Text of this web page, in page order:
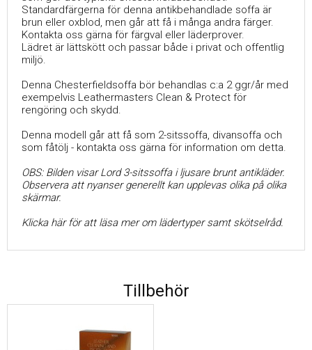
Standardfärgerna för denna antikbehandlade soffa är
brun eller oxblod, men går att få i många andra färger.
Kontakta oss gärna för färgval eller läderprover.
Lädret är lättskött och passar både i privat och offentlig
miljö.
Denna Chesterfieldsoffa bör behandlas c:a 2 ggr/år med
exempelvis Leathermasters Clean & Protect för
rengöring och skydd.
Denna modell går att få som 2-sitssoffa, divansoffa och
som fåtölj - kontakta oss gärna för information om detta.
OBS: Bilden visar Lord 3-sitssoffa i ljusare brunt antikläder.
Observera att nyanser generellt kan upplevas olika på olika
skärmar.
Klicka här för att läsa mer om lädertyper samt skötselråd.
Tillbehör